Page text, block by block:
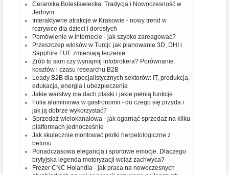
Ceramika Bolesławiecka: Tradycja i Nowoczesność w
Jednym
Interaktywne atrakcje w Krakowie - nowy trend w
rozrywce dla dzieci i dorosłych
Pomówienie w internecie - jak szybko zareagować?
Przeszczep włosów w Turcji: jak planowanie 3D, DHI i
Sapphire FUE zmieniają leczenie
Zrób to sam czy wynajmij infobrokera? Porównanie
kosztów i czasu researchu B2B
Leady B2B dla specjalistycznych sektorów: IT, produkcja,
edukacja, energia i ubezpieczenia
Jakie warstwy ma dach płaski i jakie pełnią funkcje
Folia aluminiowa w gastronomii - do czego się przyda i
jak ją dobrze wykorzystać?
Sprzedaż wielokanałowa - jak ogarnąć sprzedaż na kilku
platformach jednocześnie
Jak skutecznie montować płotki herpetologiczne z
betonu
Ponadczasowa elegancja i sportowe emocje. Dlaczego
brytyjska legenda motoryzacji wciąż zachwyca?
Frezer CNC Holandia - jak praca na nowoczesnych